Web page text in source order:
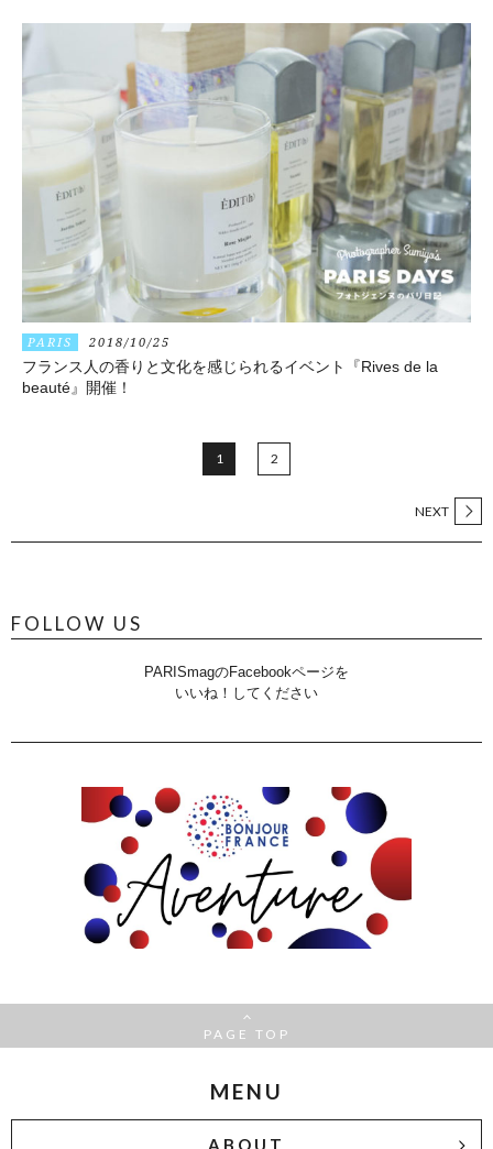
PARIS 2018/10/25
フランス人の香りと文化を感じられるイベント『Rives de la
beauté』開催！
1 2
NEXT
FOLLOW US
PARISmagのFacebookページを
いいね！してください
PAGE TOP
MENU
ABOUT